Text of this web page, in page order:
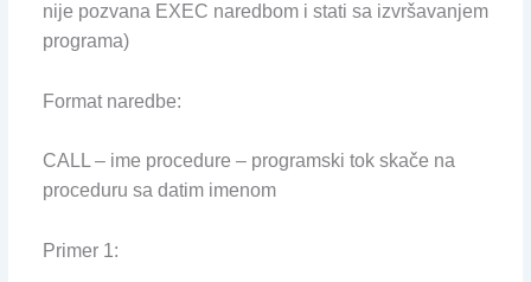
nije pozvana EXEC naredbom i stati sa izvršavanjem
programa)
Format naredbe:
CALL – ime procedure – programski tok skače na
proceduru sa datim imenom
Primer 1: